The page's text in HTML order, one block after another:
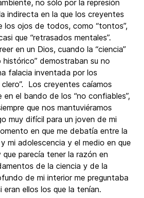
no sólo por la represión
indirecta en la que los creyentes
los ojos de todos, como “tontos”,
que “retrasados mentales”.
en un Dios, cuando la “ciencia”
histórico” demostraban su no
falacia inventada por los
clero”. Los creyentes caíamos
el bando de los “no confiables”,
que nos mantuviéramos
muy difícil para un joven de mi
en que me debatía entre la
mi adolescencia y el medio en que
parecía tener la razón en
de la ciencia y de la
de mi interior me preguntaba
ellos los que la tenían.